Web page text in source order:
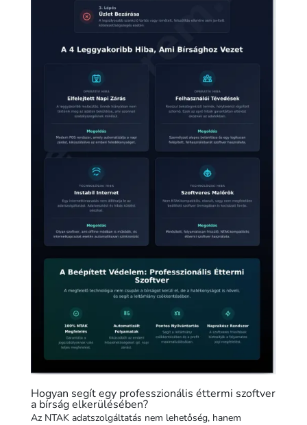
Hogyan segít egy professzionális éttermi szoftver
a bírság elkerülésében?
Az NTAK adatszolgáltatás nem lehetőség, hanem